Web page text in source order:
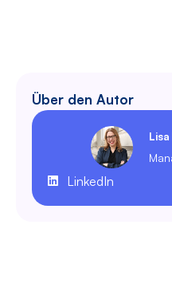
Über den Autor
LinkedIn